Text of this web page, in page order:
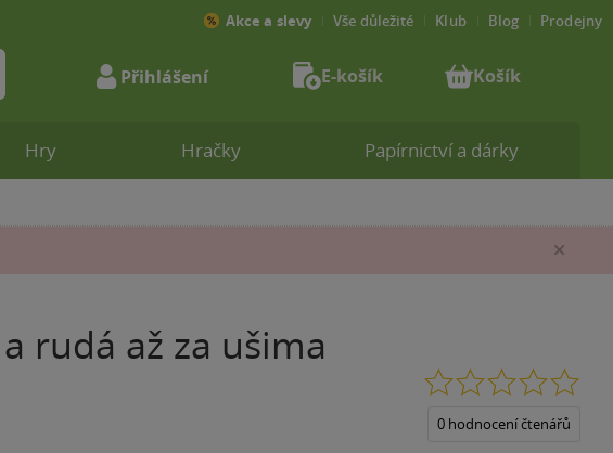
rudá až za ušima
0 hodnocení čtenářů
Hry Hračky Papírnictví a dárky
Akce a slevy Vše důležité Klub Blog Prodejny
Přihlášení E-košík Košík